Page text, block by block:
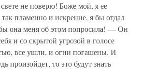
не поверю! Боже мой, я ее
пламенно и искренне, я бы отдал
она меня об этом попросила! — Он
и со скрытой угрозой в голосе
все ушли, и огни погашены. И
произойдет, то это будут знать